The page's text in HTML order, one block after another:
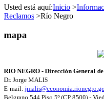
Usted está aquí:Inicio >
Reclamos >Río Negro
mapa
RIO NEGRO - Dirección General
Dr. Jorge MALIS
E-mail:
Belgrano 544 Piso 5º (CP 8500) -